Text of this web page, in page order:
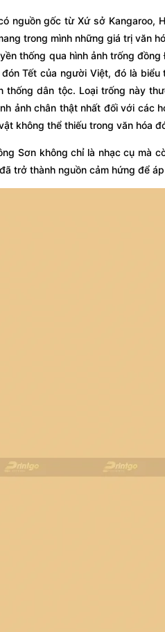
nguồn gốc từ Xứ sở Kangaroo,
trong mình những giá trị văn
thống qua hình ảnh trống
Tết của người Việt, đó là
thống dân tộc. Loại trống này
ảnh chân thật nhất đối với các
không thể thiếu trong văn hóa
Sơn không chỉ là nhạc cụ mà
trở thành nguồn cảm hứng để